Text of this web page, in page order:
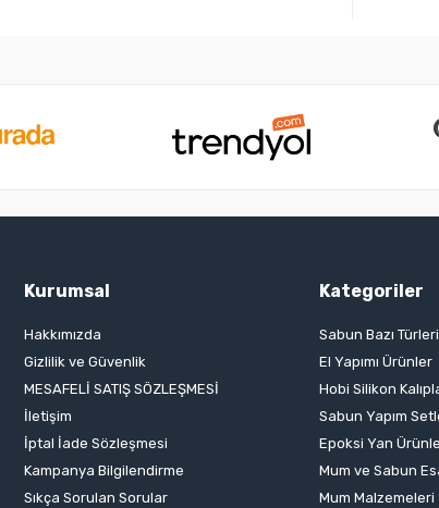
Kurumsal
Hakkımızda
Gizlilik ve Güvenlik
MESAFELİ SATIŞ SÖZLEŞMESİ
İletişim
İptal İade Sözleşmesi
Kampanya Bilgilendirme
Sıkça Sorulan Sorular
Kategoriler
Sabun Bazı Türleri
El Yapımı Ürünler
Hobi Silikon
Sabun Yapım
Epoksi Yan
Mum ve Sabun
Mum Malzemeleri